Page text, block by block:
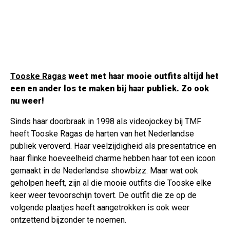
Tooske Ragas weet met haar mooie outfits altijd het
een en ander los te maken bij haar publiek. Zo ook
nu weer!
Sinds haar doorbraak in 1998 als videojockey bij TMF
heeft Tooske Ragas de harten van het Nederlandse
publiek veroverd. Haar veelzijdigheid als presentatrice en
haar flinke hoeveelheid charme hebben haar tot een icoon
gemaakt in de Nederlandse showbizz. Maar wat ook
geholpen heeft, zijn al die mooie outfits die Tooske elke
keer weer tevoorschijn tovert. De outfit die ze op de
volgende plaatjes heeft aangetrokken is ook weer
ontzettend bijzonder te noemen.